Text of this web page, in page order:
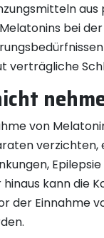
bei
verträgliche
von
kann die
der Einnahme